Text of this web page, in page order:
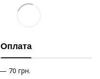
Оплата
70 грн.